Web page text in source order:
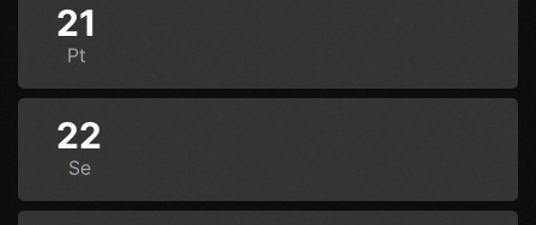
21
Pt
22
Se